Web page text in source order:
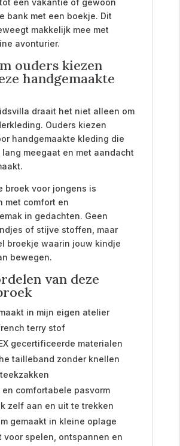
bank met een boekje. Dit
makkelijk mee met
avonturier.
ouders kiezen
handgemaakte
draait het niet alleen om
Ouders kiezen
handgemaakte kleding die
meegaat en met aandacht
broek voor jongens is
met comfort en
in gedachten. Geen
of stijve stoffen, maar
broekje waarin jouw kindje
bewegen.
van deze
in mijn eigen atelier
terry stof
gecertificeerde materialen
tailleband zonder knellen
comfortabele pasvorm
zelf aan en uit te trekken
gemaakt in kleine oplage
voor spelen, ontspannen en